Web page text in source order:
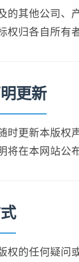
的其他公司、
权归各自所有
更新
时更新本版权
将在本网站公
权的任何疑问